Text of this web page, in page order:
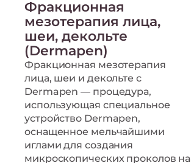
Фракционная
мезотерапия лица,
шеи, декольте
(Dermapen)
Фракционная мезотерапия
лица, шеи и декольте с
Dermapen — процедура,
использующая специальное
устройство Dermapen,
оснащенное мельчайшими
иглами для создания
микроскопических проколов на